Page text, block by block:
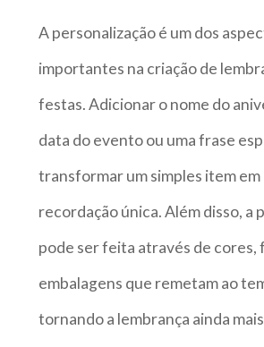
A personalização é um dos
importantes na criação de
festas. Adicionar o nome do
data do evento ou uma frase
transformar um simples item em
recordação única. Além disso, a
pode ser feita através de cores,
embalagens que remetam ao
tornando a lembrança ainda